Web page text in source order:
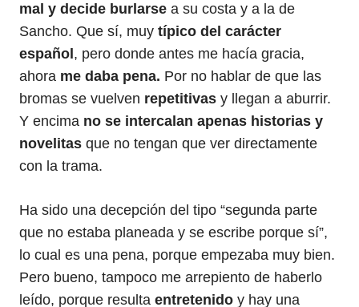
mal y decide burlarse a su costa y a la de
Sancho. Que sí, muy típico del carácter
español , pero donde antes me hacía gracia,
ahora me daba pena. Por no hablar de que las
bromas se vuelven repetitivas y llegan a aburrir.
Y encima no se intercalan apenas historias y
novelitas que no tengan que ver directamente
con la trama.
Ha sido una decepción del tipo “segunda parte
que no estaba planeada y se escribe porque sí”,
lo cual es una pena, porque empezaba muy bien.
Pero bueno, tampoco me arrepiento de haberlo
leído, porque resulta entretenido y hay una